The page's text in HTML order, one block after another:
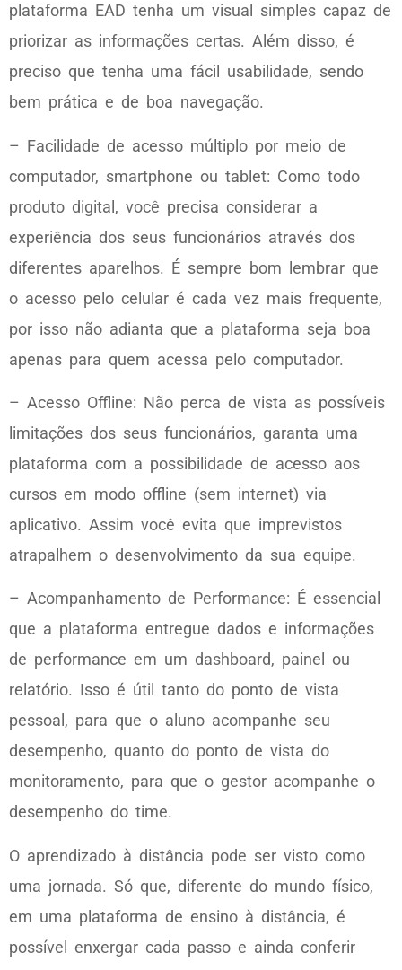
plataforma EAD tenha um visual simples capaz de
priorizar as informações certas. Além disso, é
preciso que tenha uma fácil usabilidade, sendo
bem prática e de boa navegação.
– Facilidade de acesso múltiplo por meio de
computador, smartphone ou tablet: Como todo
produto digital, você precisa considerar a
experiência dos seus funcionários através dos
diferentes aparelhos. É sempre bom lembrar que
o acesso pelo celular é cada vez mais frequente,
por isso não adianta que a plataforma seja boa
apenas para quem acessa pelo computador.
– Acesso Offline: Não perca de vista as possíveis
limitações dos seus funcionários, garanta uma
plataforma com a possibilidade de acesso aos
cursos em modo offline (sem internet) via
aplicativo. Assim você evita que imprevistos
atrapalhem o desenvolvimento da sua equipe.
– Acompanhamento de Performance: É essencial
que a plataforma entregue dados e informações
de performance em um dashboard, painel ou
relatório. Isso é útil tanto do ponto de vista
pessoal, para que o aluno acompanhe seu
desempenho, quanto do ponto de vista do
monitoramento, para que o gestor acompanhe o
desempenho do time.
O aprendizado à distância pode ser visto como
uma jornada. Só que, diferente do mundo físico,
em uma plataforma de ensino à distância, é
possível enxergar cada passo e ainda conferir